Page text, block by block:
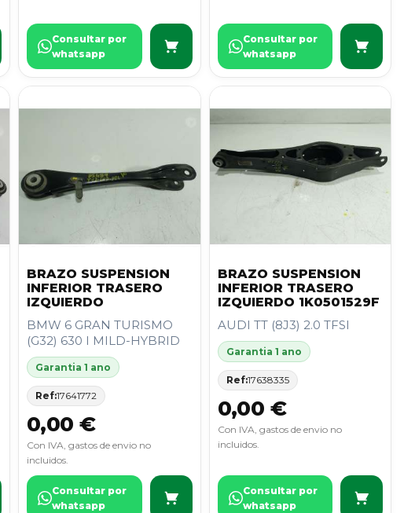
Consultar por
whatsapp
Consultar por
whatsapp
BRAZO SUSPENSION
INFERIOR TRASERO
IZQUIERDO
BMW 6 GRAN TURISMO
(G32) 630 I MILD-HYBRID
Garantia 1 ano
Ref:17641772
0,00 €
Con IVA, gastos de envio no
incluidos.
Consultar por
whatsapp
BRAZO SUSPENSION
INFERIOR TRASERO
IZQUIERDO 1K0501529F
AUDI TT (8J3) 2.0 TFSI
Garantia 1 ano
Ref:17638335
0,00 €
Con IVA, gastos de envio no
incluidos.
Consultar por
whatsapp